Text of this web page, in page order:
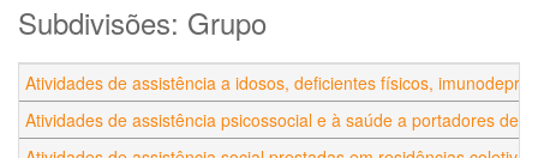
Subdivisões: Grupo
Atividades de assistência a idosos, deficientes físicos,
Atividades de assistência psicossocial e à saúde a portadores de